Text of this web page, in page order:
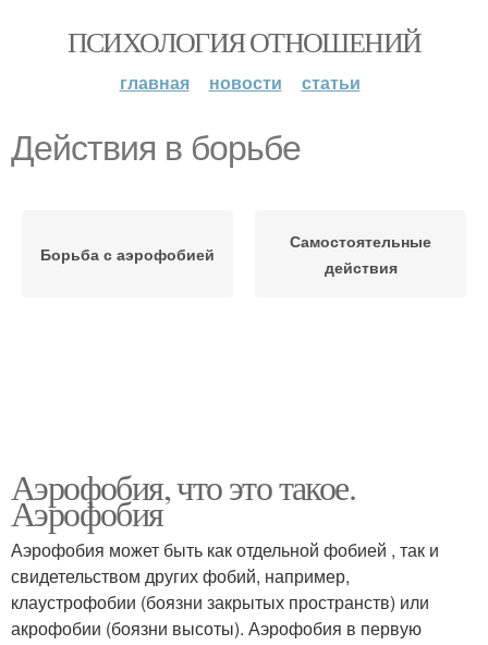
ПСИХОЛОГИЯ ОТНОШЕНИЙ
главная новости статьи
Действия в борьбе
Борьба с аэрофобией
Самостоятельные
действия
Аэрофобия, что это такое.
Аэрофобия
Аэрофобия может быть как отдельной фобией , так и
свидетельством других фобий, например,
клаустрофобии (боязни закрытых пространств) или
акрофобии (боязни высоты). Аэрофобия в первую